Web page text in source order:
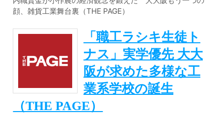
顔、雑貨工業舞台裏（THE PAGE）
「職工ラシキ生徒ト
ナス」実学優先 大大
阪が求めた多様な工
業系学校の誕生
（THE PAGE）